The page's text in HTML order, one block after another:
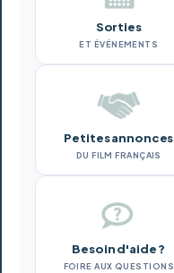
Sorties
ET ÉVÉNEMENTS
Petites annonces
DU FILM FRANÇAIS
Besoin d'aide ?
FOIRE AUX QUESTIONS